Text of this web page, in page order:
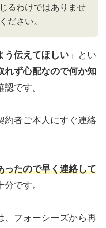
るわけではありませ
ださい。
う伝えてほしい 」とい
れず心配なので何か知
です。
約者ご本人にすぐ連絡
ったので早く連絡して
です。
、フォーシーズから再